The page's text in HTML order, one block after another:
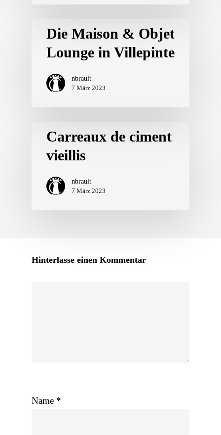
Die Maison & Objet
Lounge in Villepinte
nbrault
7 März 2023
Carreaux de ciment
vieillis
nbrault
7 März 2023
Hinterlasse einen Kommentar
Name *